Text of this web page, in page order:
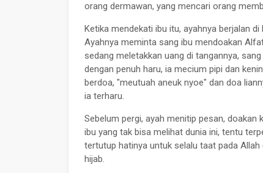
orang dermawan, yang mencari orang
Ketika mendekati ibu itu, ayahnya berjalan
Ayahnya meminta sang ibu mendoakan
sedang meletakkan uang di tangannya,
dengan penuh haru, ia mecium pipi dan
berdoa, "meutuah aneuk nyoe" dan doa
ia terharu.
Sebelum pergi, ayah menitip pesan, doakan
ibu yang tak bisa melihat dunia ini, tentu
tertutup hatinya untuk selalu taat pada
hijab.